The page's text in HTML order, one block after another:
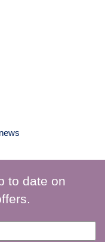
to date on